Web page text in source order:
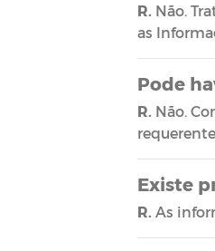
R. Não.
as
Pode
R. Não.
Existe
R. As